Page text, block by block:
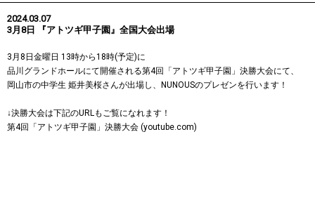
2024.03.07
3月8日 『アトツギ甲子園』全国大会出場
3月8日金曜日 13時から18時(予定)に
品川グランドホールにて開催される第4回「アトツギ甲子園」決勝大会にて、
岡山市の中学生 姫井美桜さんが出場し、NUNOUSのプレゼンを行います！
↓決勝大会は下記のURLもご覧になれます！
第4回「アトツギ甲子園」決勝大会 (youtube.com)